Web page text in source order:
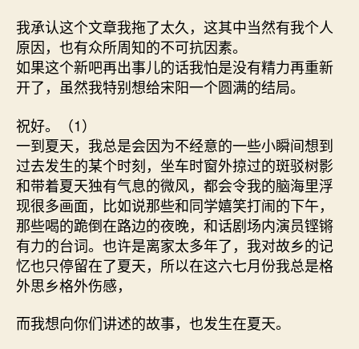
我承认这个文章我拖了太久，这其中当然有我个人
原因，也有众所周知的不可抗因素。
如果这个新吧再出事儿的话我怕是没有精力再重新
开了，虽然我特别想给宋阳一个圆满的结局。
祝好。（1）
一到夏天，我总是会因为不经意的一些小瞬间想到
过去发生的某个时刻，坐车时窗外掠过的斑驳树影
和带着夏天独有气息的微风，都会令我的脑海里浮
现很多画面，比如说那些和同学嬉笑打闹的下午，
那些喝的跪倒在路边的夜晚，和话剧场内演员铿锵
有力的台词。也许是离家太多年了，我对故乡的记
忆也只停留在了夏天，所以在这六七月份我总是格
外思乡格外伤感，
而我想向你们讲述的故事，也发生在夏天。